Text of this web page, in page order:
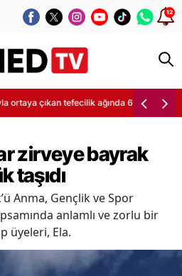
12
ortaya çıkan tefecilik ağında 6 tutuklama
zirveye bayrak
taşıdı
Anma, Gençlik ve Spor
anlamlı ve zorlu bir
üyeleri, Ela.